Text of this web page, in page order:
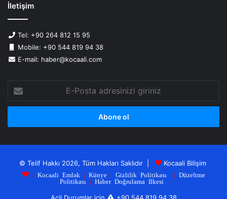
İletişim
Tel: +90 264 812 15 95
Mobile: +90 544 819 94 38
E-mail: haber@kocaali.com
Posta
adresinizi
© Telif Hakkı 2026, Tüm Hakları Saklıdır | Kocaali Bilişim
| Kocaali Emlak | Künye| Gizlilik Politikası | Düzeltme
Politikası | Haber Doğrulama Ilkesi